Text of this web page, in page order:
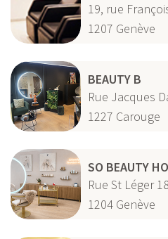
19, rue
1207 Genève
BEAUTY B
Rue Jacques
1227 Carouge
SO BEAUTY
Rue St Léger 18
1204 Genève